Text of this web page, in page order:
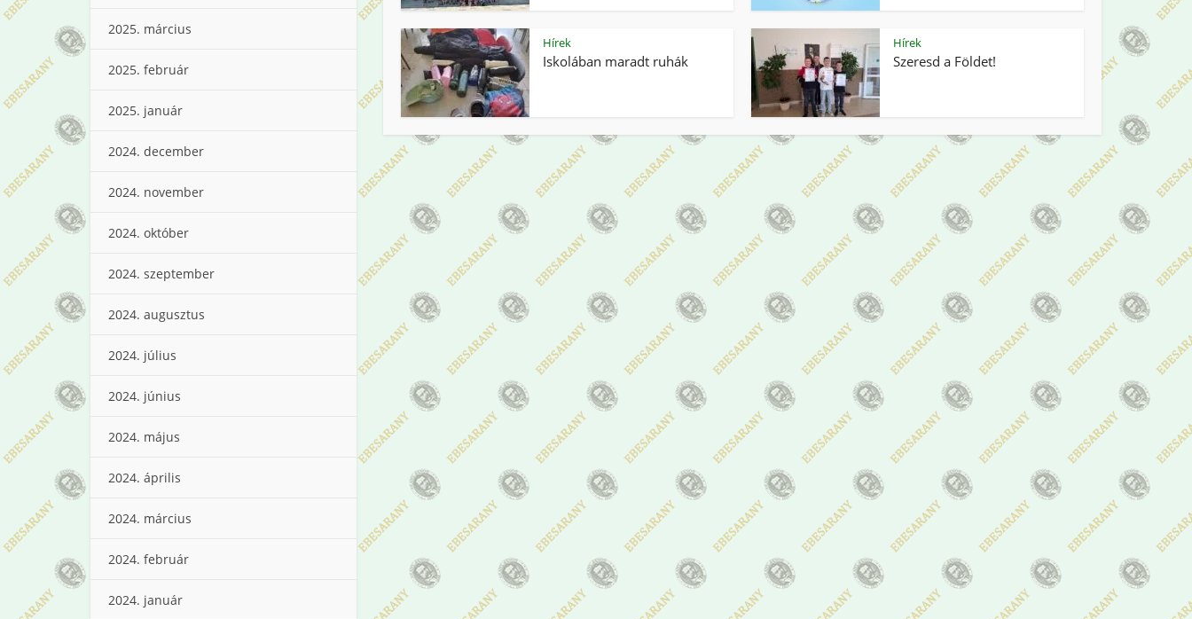
2025. március
2025. február
2025. január
2024. december
2024. november
2024. október
2024. szeptember
2024. augusztus
2024. július
2024. június
2024. május
2024. április
2024. március
2024. február
2024. január
Hírek
Iskolában maradt ruhák
Hírek
Szeresd a Földet!